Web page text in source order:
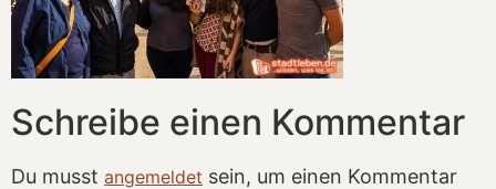
Schreibe einen Kommentar
Du musst angemeldet sein, um einen Kommentar